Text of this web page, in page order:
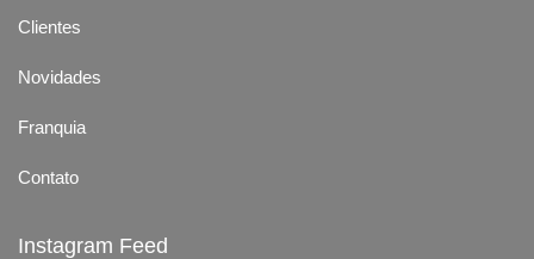
Clientes
Novidades
Franquia
Contato
Instagram Feed